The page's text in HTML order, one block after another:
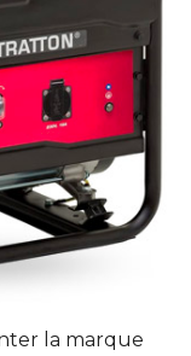
la marque